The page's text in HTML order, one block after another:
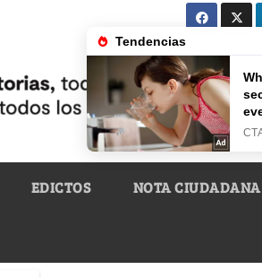
EDICTOS NOTA CIUDADANA